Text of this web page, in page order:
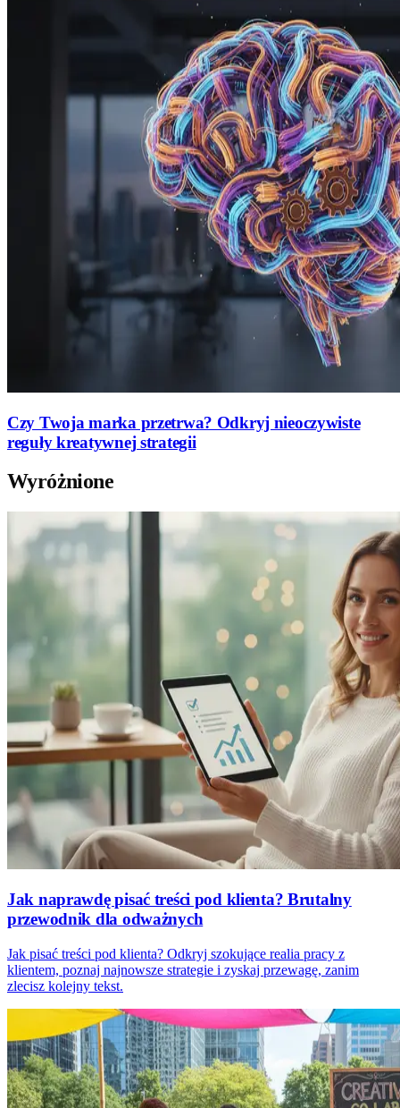
Czy Twoja marka przetrwa? Odkryj nieoczywiste
reguły kreatywnej strategii
Wyróżnione
Jak naprawdę pisać treści pod klienta? Brutalny
przewodnik dla odważnych
Jak pisać treści pod klienta? Odkryj szokujące realia pracy z
klientem, poznaj najnowsze strategie i zyskaj przewagę, zanim
zlecisz kolejny tekst.